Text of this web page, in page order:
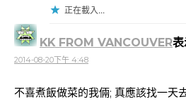
正在載入...
KK FROM VANCOUVER表
2014-08-20下午 4:48
不喜煮飯做菜的我倆; 真應該找一天